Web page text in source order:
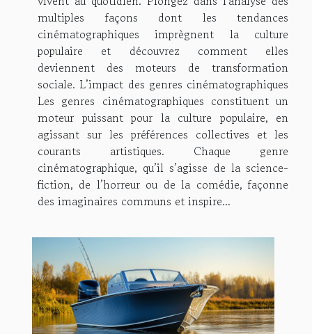
multiples façons dont les tendances
cinématographiques imprègnent la culture
populaire et découvrez comment elles
deviennent des moteurs de transformation
sociale. L’impact des genres cinématographiques
Les genres cinématographiques constituent un
moteur puissant pour la culture populaire, en
agissant sur les préférences collectives et les
courants artistiques. Chaque genre
cinématographique, qu’il s’agisse de la science-
fiction, de l’horreur ou de la comédie, façonne
des imaginaires communs et inspire...